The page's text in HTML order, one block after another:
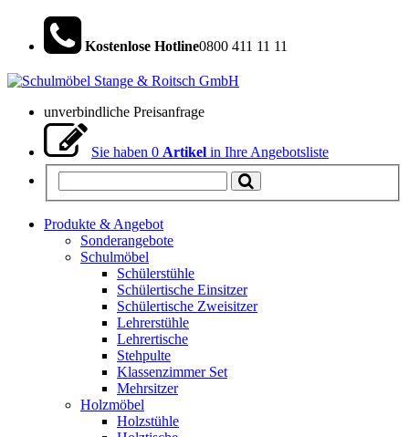
Kostenlose Hotline0800 411 11 11
unverbindliche Preisanfrage
Sie haben 0 Artikel in Ihre Angebotsliste
Produkte & Angebot
Sonderangebote
Schulmöbel
Schülerstühle
Schülertische Einsitzer
Schülertische Zweisitzer
Lehrerstühle
Lehrertische
Stehpulte
Klassenzimmer Set
Mehrsitzer
Holzmöbel
Holzstühle